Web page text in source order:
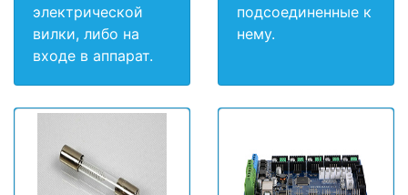
электрической
вилки, либо на
входе в аппарат.
подсоединенные к
нему.